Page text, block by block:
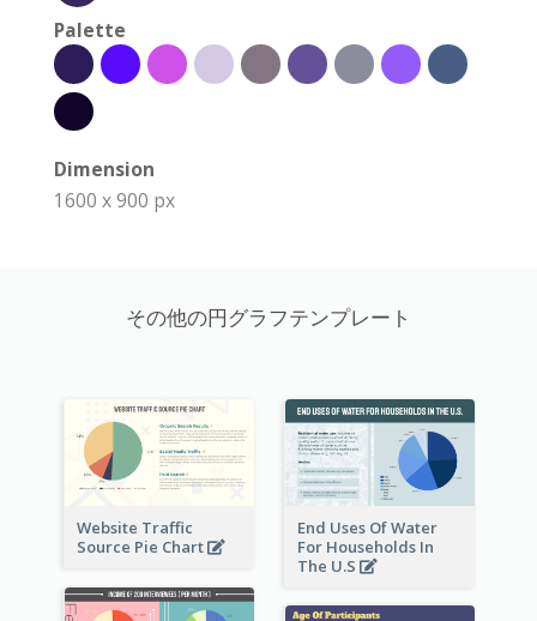
Palette
Dimension
1600 x 900 px
その他の円グラフテンプレート
Website Traffic
Source Pie Chart
End Uses Of Water
For Households In
The U.S